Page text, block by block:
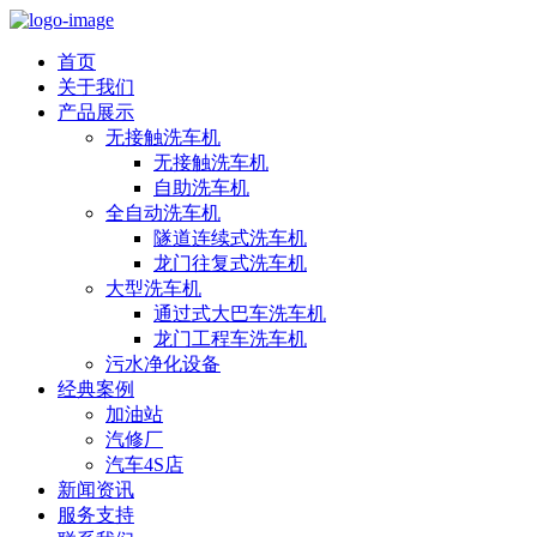
首页
关于我们
产品展示
无接触洗车机
无接触洗车机
自助洗车机
全自动洗车机
隧道连续式洗车机
龙门往复式洗车机
大型洗车机
通过式大巴车洗车机
龙门工程车洗车机
污水净化设备
经典案例
加油站
汽修厂
汽车4S店
新闻资讯
服务支持